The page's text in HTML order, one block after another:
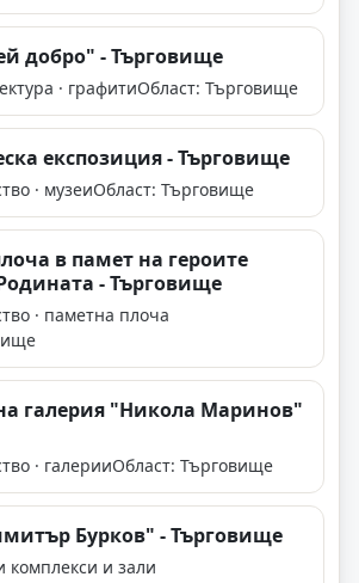
добро" - Търговище
· графитиОбласт: Търговище
експозиция - Търговище
· музеиОбласт: Търговище
в памет на героите
- Търговище
· паметна плоча
галерия "Никола Маринов"
· галерииОбласт: Търговище
Бурков" - Търговище
комплекси и зали